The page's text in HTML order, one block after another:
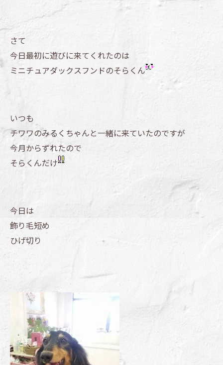
さて
今日最初に遊びに来てくれたのは
ミニチュアダックスフンドのそらくん
いつも
チワワのみるくちゃんと一緒に来ていたのですが
今月からずれたので
そらくんだけ
今日は
飾り毛短め
ひげ切り